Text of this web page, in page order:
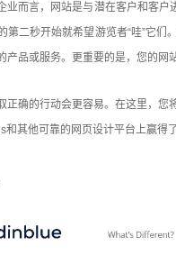
业而言，网站是与潜在客户和客
第二秒开始就希望游览者“哇”它
产品或服务。更重要的是，您的网
正确的行动会更容易。在这里，
其他可靠的网页设计平台上赢得